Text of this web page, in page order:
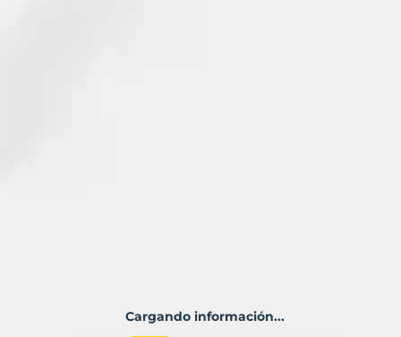
Cargando información...